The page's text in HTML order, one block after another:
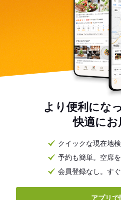
より便利にな
快適にお
クイックな現在地
予約も簡単。空席
会員登録なし。す
アプリで